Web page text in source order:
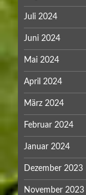
Juli 2024
Juni 2024
Mai 2024
April 2024
März 2024
Februar 2024
Januar 2024
Dezember 2023
November 2023